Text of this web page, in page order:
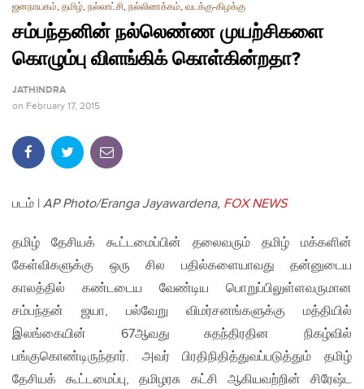
ஜனநாயகம், தமிழ், நல்லாட்சி, நல்லிணக்கம், வடக்கு-கிழக்கு
சம்பந்தனின் நல்லெண்ண முயற்சிகளை
கொழும்பு விளங்கிக் கொள்கின்றதா?
JATHINDRA
on February 17, 2015
படம் | AP Photo/Eranga Jayawardena, FOX NEWS
தமிழ் தேசியக் கூட்டமைப்பின் தலைவரும் தமிழ் மக்களின்
கேள்விகளுக்கு ஒரு சில பதில்களையாவது தன்னுடைய
காலத்தில் கண்டடைய வேண்டிய பொறுப்பிலுள்ளவருமான
சம்பந்தன் ஜயா, பல்வேறு விமர்சனங்களுக்கு மத்தியில்
இலங்கையின் 67ஆவது சுதந்திரதின நிகழ்வில்
பங்குகொண்டிருந்தார். அவர் பிரதிநிதித்துவப்படுத்தும் தமிழ்
தேசியக் கூட்டமைப்பு, தமிழரசு கட்சி ஆகியவற்றின் சிரேஷ்ட